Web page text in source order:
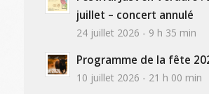
juillet – concert annulé
24 juillet 2026 - 9 h 35 min
Programme de la fête
10 juillet 2026 - 21 h 00 min